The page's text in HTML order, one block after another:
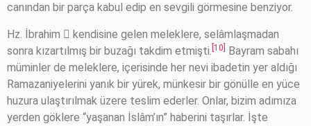
canından bir parça kabul edip en sevgili görmesine benziyor.
Hz. İbrahim  kendisine gelen meleklere, selâmlaşmadan
sonra kızartılmış bir buzağı takdim etmişti. [10]
Bayram sabahı
müminler de meleklere, içerisinde her nevi ibadetin yer aldığı
Ramazaniyelerini yanık bir yürek, münkesir bir gönülle en yüce
huzura ulaştırılmak üzere teslim ederler. Onlar, bizim adımıza
yerden göklere “yaşanan İslâm’ın” haberini taşırlar. İşte